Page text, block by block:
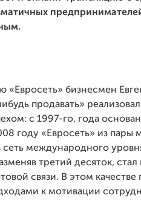
«Евросеть» бизнесмен
продавать»
с 1997-го, года
году «Евросеть» из пары
сеть международного
третий десяток, стал
связи. В этом качестве
к мотивации